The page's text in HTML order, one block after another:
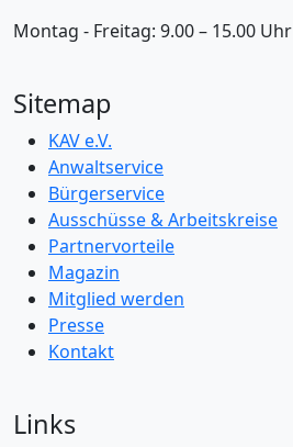
Montag - Freitag: 9.00 – 15.00 Uhr
Sitemap
KAV e.V.
Anwaltservice
Bürgerservice
Ausschüsse & Arbeitskreise
Partnervorteile
Magazin
Mitglied werden
Presse
Kontakt
Links